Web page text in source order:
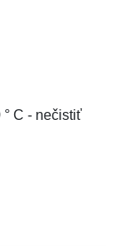
C - nečistiť